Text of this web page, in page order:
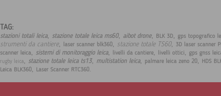
TAG:
stazioni totali leica, stazione totale leica ms60, aibot drone, BLK 3D, gps topografico
strumenti da cantiere, laser scanner blk360, stazione totale TS60, 3D laser scanner
scanner leica, sistemi di monitoraggio leica, livelli da cantiere, livelli ottici, gps gnss
rugby leica, stazione totale leica ts13, multistation leica, palmare leica zeno 20,
HDS
Leica BLK360, Laser Scanner RTC360.